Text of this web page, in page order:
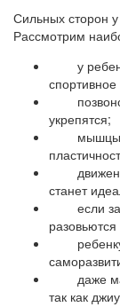
Сильных сторон у
Рассмотрим
у
спортивное
укрепятся;
мышцы
станет
если
даже
так как